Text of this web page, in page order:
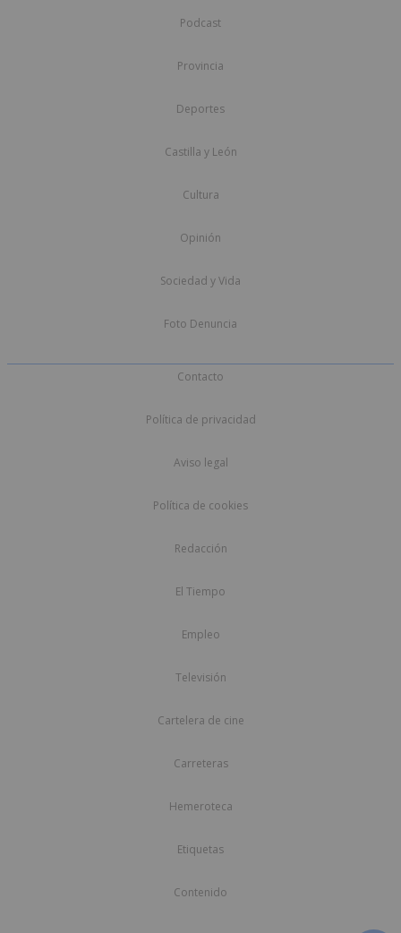
Podcast
Provincia
Deportes
Castilla y León
Cultura
Opinión
Sociedad y Vida
Foto Denuncia
Contacto
Política de privacidad
Aviso legal
Política de cookies
Redacción
El Tiempo
Empleo
Televisión
Cartelera de cine
Carreteras
Hemeroteca
Etiquetas
Contenido